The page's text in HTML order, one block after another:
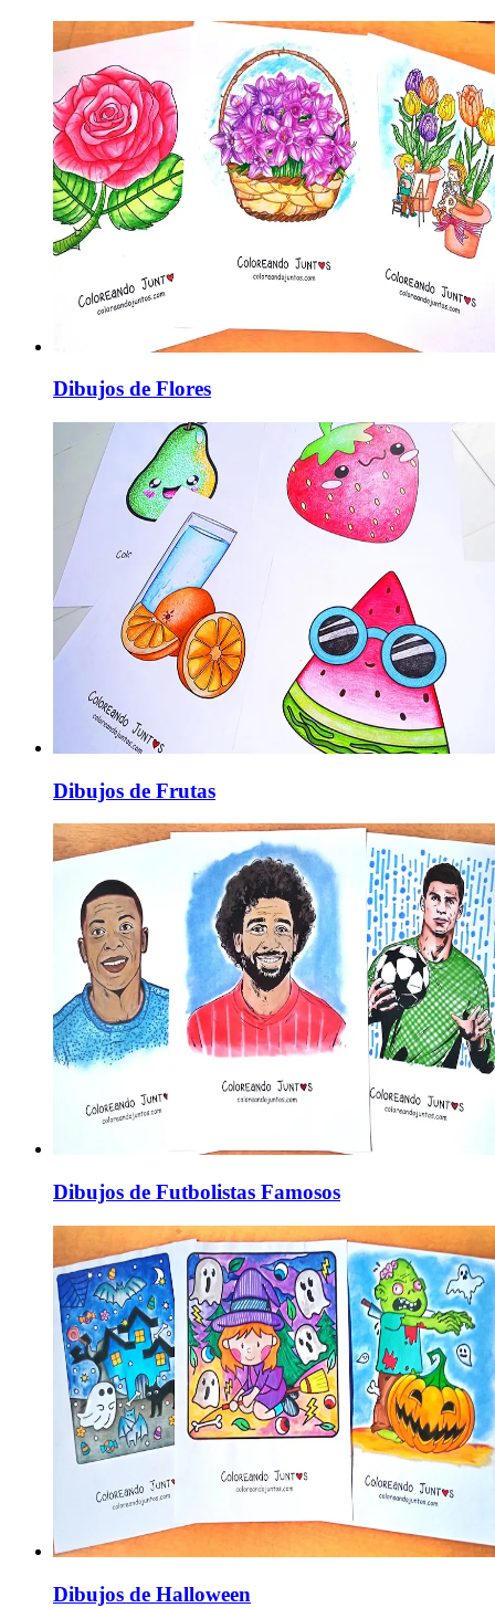
Dibujos de Flores
Dibujos de Frutas
Dibujos de Futbolistas Famosos
Dibujos de Halloween